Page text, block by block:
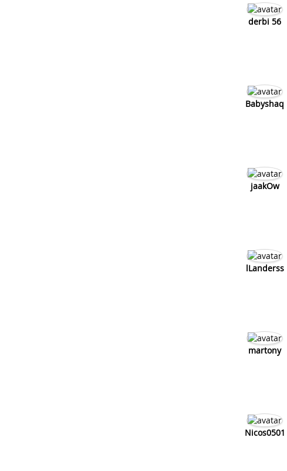
derbi 56
Babyshaq
jaakOw
lLanderss
martony
Nicos0501